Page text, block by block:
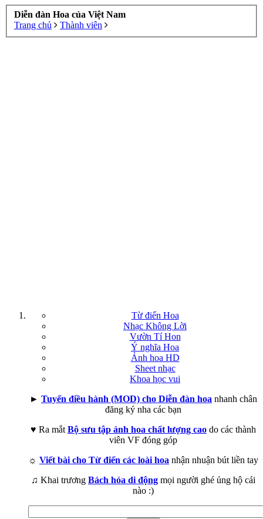
Diễn đàn Hoa của Việt Nam
Trang chủ
Thành viên
Từ điển Hoa
Nhạc Không Lời
Vườn Tí Hon
Ý nghĩa Hoa
Ảnh hoa HD
Sheet nhạc
Khoa học vui
► Tuyển điều hành (MOD) cho Diễn đàn hoa nhanh chân
đăng ký nha các bạn
♥ Ra mắt Bộ sưu tập ảnh hoa chất lượng cao do các thành
viên VF đóng góp
☼ Viết bài cho Từ điển các loài hoa nhận nhuận bút liền tay
♫ Khai trương Bách hóa di động mọi người ghé ủng hộ cái
nào :)